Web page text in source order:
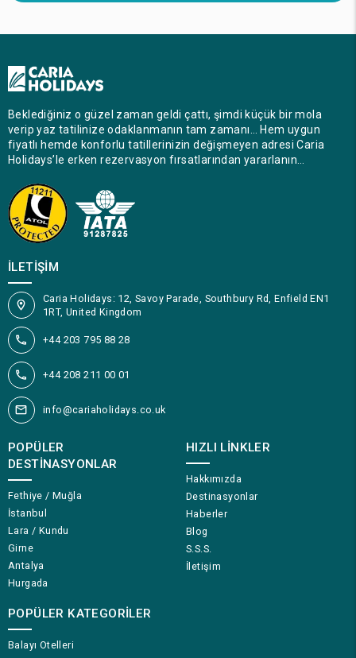
Beklediğiniz o güzel zaman geldi çattı, şimdi küçük bir mola
verip yaz tatilinize odaklanmanın tam zamanı… Hem uygun
fiyatlı hemde konforlu tatillerinizin değişmeyen adresi Caria
Holidays’le erken rezervasyon fırsatlarından yararlanın…
İLETIŞIM
Caria Holidays: 12, Savoy Parade, Southbury Rd, Enfield EN1
1RT, United Kingdom
+44 203 795 88 28
+44 208 211 00 01
info@cariaholidays.co.uk
POPÜLER
DESTINASYONLAR
Fethiye / Muğla
İstanbul
Lara / Kundu
Girne
Antalya
Hurgada
POPÜLER KATEGORILER
Balayı Otelleri
HIZLI LINKLER
Hakkımızda
Destinasyonlar
Haberler
Blog
S.S.S.
İletişim